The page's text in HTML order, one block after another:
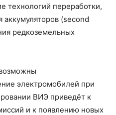
технологий переработки,
аккумуляторов (second
редкоземельных
электромобилей при
ВИЭ приведёт к
и к появлению новых